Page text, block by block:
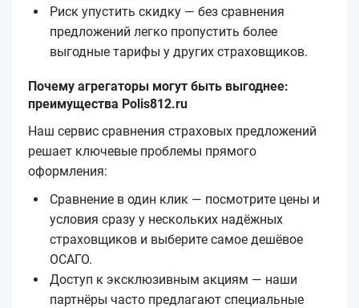
Риск упустить скидку — без сравнения
предложений легко пропустить более
выгодные тарифы у других страховщиков.
Почему агрегаторы могут быть выгоднее:
преимущества Polis812.ru
Наш сервис сравнения страховых предложений
решает ключевые проблемы прямого
оформления:
Сравнение в один клик — посмотрите цены и
условия сразу у нескольких надёжных
страховщиков и выберите самое дешёвое
ОСАГО.
Доступ к эксклюзивным акциям — наши
партнёры часто предлагают специальные